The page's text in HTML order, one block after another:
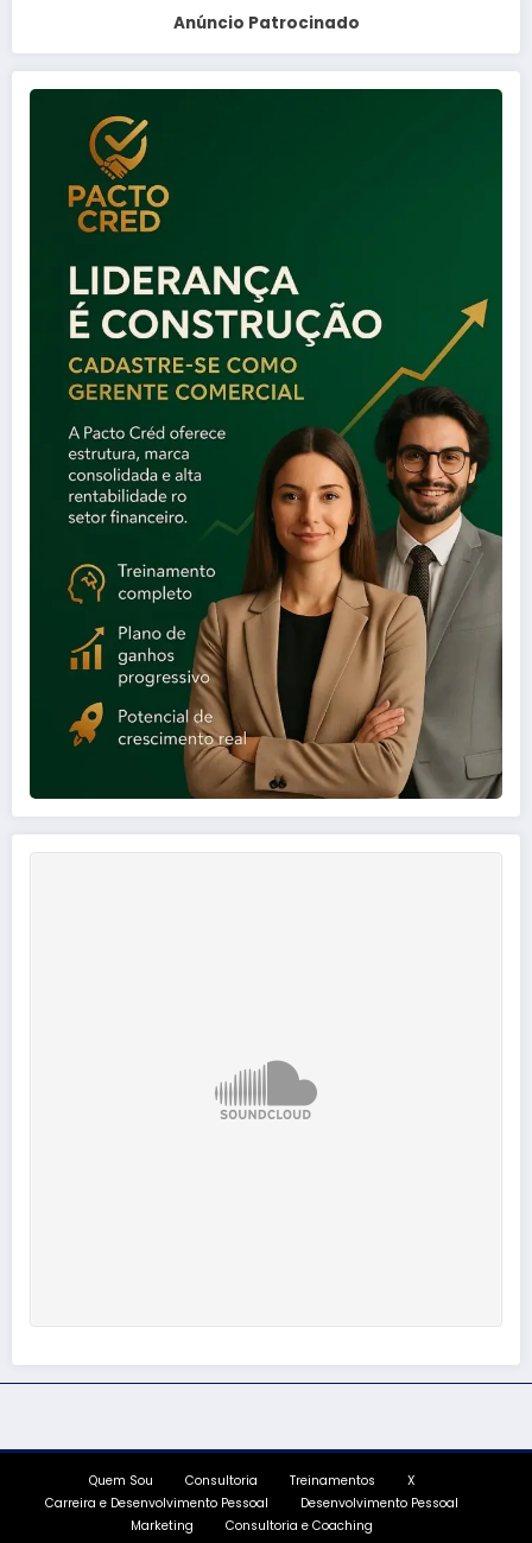
Anúncio Patrocinado
Quem Sou Consultoria Treinamentos
X
Carreira e Desenvolvimento Pessoal
Desenvolvimento Pessoal
Marketing
Consultoria e Coaching